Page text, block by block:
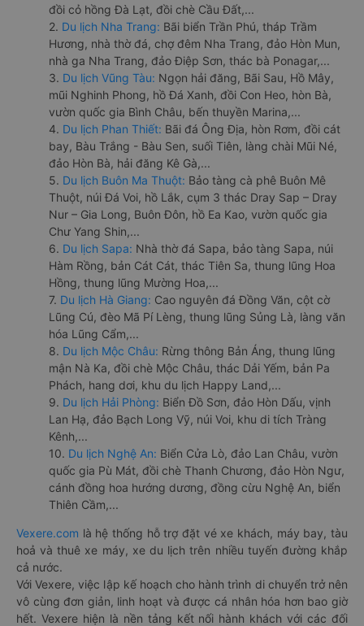
đồi cỏ hồng Đà Lạt, đồi chè Cầu Đất,...
2. Du lịch Nha Trang: Bãi biển Trần Phú, tháp Trầm
Hương, nhà thờ đá, chợ đêm Nha Trang, đảo Hòn Mun,
nhà ga Nha Trang, đảo Điệp Sơn, thác bà Ponagar,...
3. Du lịch Vũng Tàu: Ngọn hải đăng, Bãi Sau, Hồ Mây,
mũi Nghinh Phong, hồ Đá Xanh, đồi Con Heo, hòn Bà,
vườn quốc gia Bình Châu, bến thuyền Marina,...
4. Du lịch Phan Thiết: Bãi đá Ông Địa, hòn Rơm, đồi cát
bay, Bàu Trắng - Bàu Sen, suối Tiên, làng chài Mũi Né,
đảo Hòn Bà, hải đăng Kê Gà,...
5. Du lịch Buôn Ma Thuột: Bảo tàng cà phê Buôn Mê
Thuột, núi Đá Voi, hồ Lắk, cụm 3 thác Dray Sap – Dray
Nur – Gia Long, Buôn Đôn, hồ Ea Kao, vườn quốc gia
Chư Yang Shin,...
6. Du lịch Sapa: Nhà thờ đá Sapa, bảo tàng Sapa, núi
Hàm Rồng, bản Cát Cát, thác Tiên Sa, thung lũng Hoa
Hồng, thung lũng Mường Hoa,...
7. Du lịch Hà Giang: Cao nguyên đá Đồng Văn, cột cờ
Lũng Cú, đèo Mã Pí Lèng, thung lũng Sủng Là, làng văn
hóa Lũng Cẩm,...
8. Du lịch Mộc Châu: Rừng thông Bản Áng, thung lũng
mận Nà Ka, đồi chè Mộc Châu, thác Dải Yếm, bản Pa
Phách, hang dơi, khu du lịch Happy Land,...
9. Du lịch Hải Phòng: Biển Đồ Sơn, đảo Hòn Dấu, vịnh
Lan Hạ, đảo Bạch Long Vỹ, núi Voi, khu di tích Tràng
Kênh,...
10. Du lịch Nghệ An: Biển Cửa Lò, đảo Lan Châu, vườn
quốc gia Pù Mát, đồi chè Thanh Chương, đảo Hòn Ngư,
cánh đồng hoa hướng dương, đồng cừu Nghệ An, biển
Thiên Cầm,...
Vexere.com là hệ thống hỗ trợ đặt vé xe khách, máy bay, tàu
hoả và thuê xe máy, xe du lịch trên nhiều tuyến đường khắp
cả nước.
Với Vexere, việc lập kế hoạch cho hành trình di chuyển trở nên
vô cùng đơn giản, linh hoạt và được cá nhân hóa hơn bao giờ
hết. Vexere hiện là nền tảng kết nối hành khách với các đối